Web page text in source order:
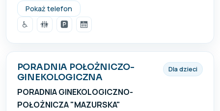
Pokaż telefon
(41) 368 81 17, 517 741 789
♿
🚻 🅿️ 🛗
PORADNIA POŁOŻNICZO-
GINEKOLOGICZNA
PORADNIA GINEKOLOGICZNO-
POŁOŻNICZA "MAZURSKA"
Dla dzieci